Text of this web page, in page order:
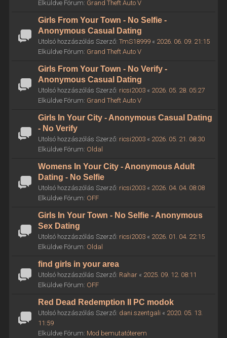
Elküldve Fórum: Grand Theft Auto V
Girls From Your Town - No Selfie -
Anonymous Casual Dating
Utolsó hozzászólás Szerző: TmS18999« 2026. 06. 09. 21:15
Elküldve Fórum: Grand Theft Auto V
Girls From Your Town - No Verify -
Anonymous Casual Dating
Utolsó hozzászólás Szerző: ricsi2003« 2026. 05. 28. 05:27
Elküldve Fórum: Grand Theft Auto V
Girls In Your City - Anonymous Casual Dating
- No Verify
Utolsó hozzászólás Szerző: ricsi2003« 2026. 05. 21. 08:30
Elküldve Fórum: Oldal
Womens In Your City - Anonymous Adult
Dating - No Selfie
Utolsó hozzászólás Szerző: ricsi2003« 2026. 04. 04. 08:08
Elküldve Fórum: OFF
Girls In Your Town - No Selfie - Anonymous
Sex Dating
Utolsó hozzászólás Szerző: ricsi2003« 2026. 01. 04. 22:15
Elküldve Fórum: Oldal
find girls in your area
Utolsó hozzászólás Szerző: Rahar« 2025. 09. 12. 08:11
Elküldve Fórum: OFF
Red Dead Redemption II PC modok
Utolsó hozzászólás Szerző: dani.szentgali « 2020. 05. 13.
11:59
Elküldve Fórum: Mod bemutatóterem